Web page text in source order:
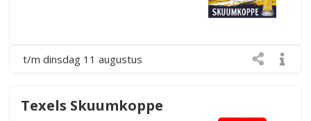
t/m dinsdag 11 augustus
Texels Skuumkoppe